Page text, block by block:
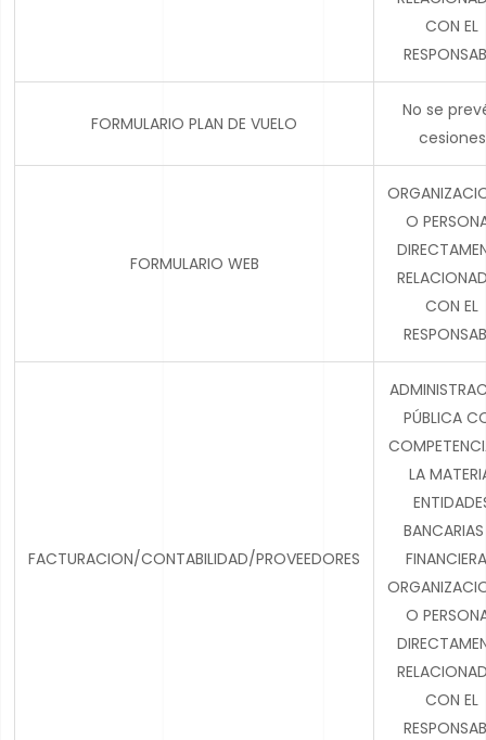
CON EL
FORMULARIO PLAN DE VUELO
No se
cesiones
FORMULARIO WEB
O
CON EL
FACTURACION/CONTABILIDAD/PROVEEDORES
PÚBLICA
LA
O
CON EL